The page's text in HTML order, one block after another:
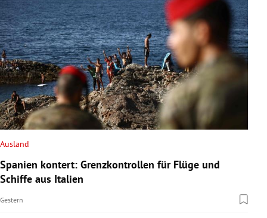
Ausland
Spanien kontert: Grenzkontrollen für Flüge und
Schiffe aus Italien
Gestern